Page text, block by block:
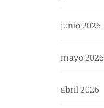
junio 2026
mayo 2026
abril 2026